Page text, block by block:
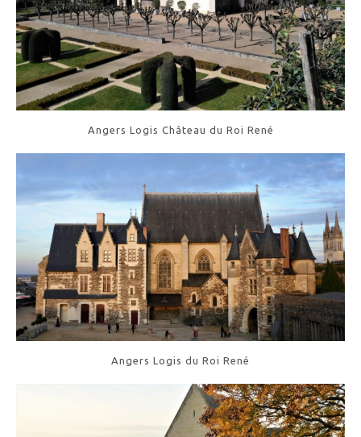
Angers Logis Château du Roi René
Angers Logis du Roi René